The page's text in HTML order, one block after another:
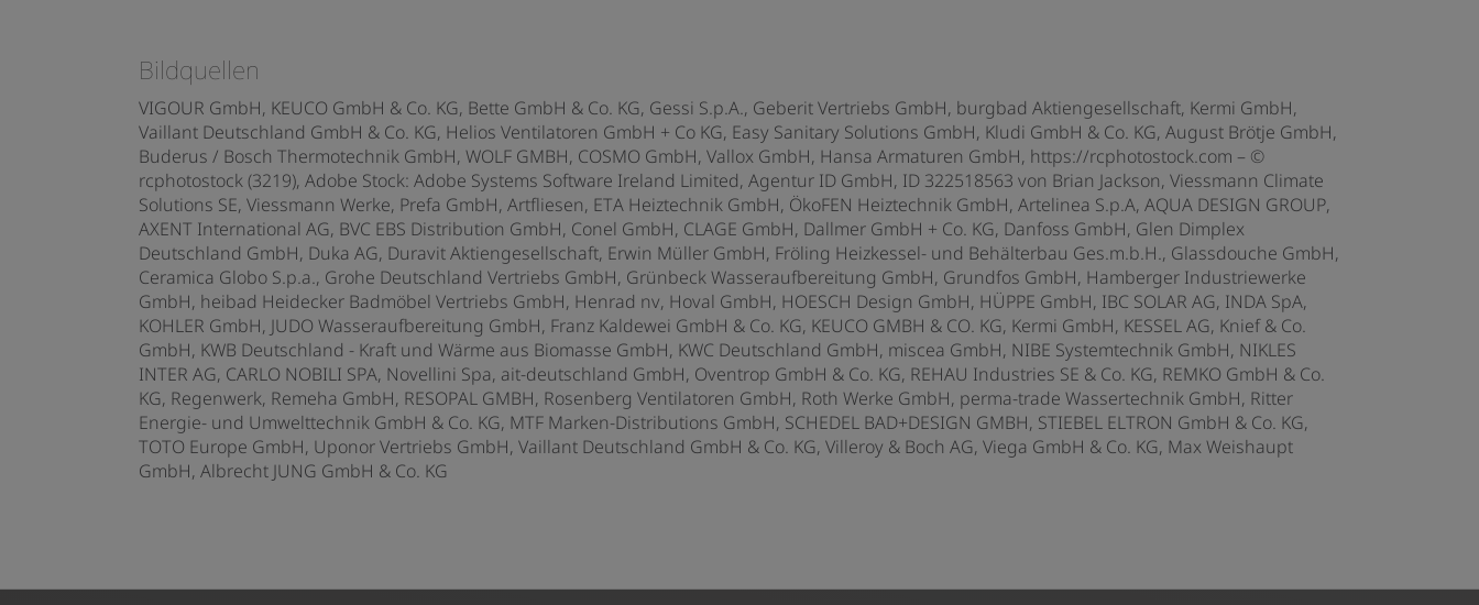
Bildquellen
VIGOUR GmbH, KEUCO GmbH & Co. KG, Bette GmbH & Co. KG, Gessi S.p.A., Geberit Vertriebs GmbH, burgbad Aktiengesellschaft, Kermi GmbH,
Vaillant Deutschland GmbH & Co. KG, Helios Ventilatoren GmbH + Co KG, Easy Sanitary Solutions GmbH, Kludi GmbH & Co. KG, August Brötje GmbH,
Buderus / Bosch Thermotechnik GmbH, WOLF GMBH, COSMO GmbH, Vallox GmbH, Hansa Armaturen GmbH, https://rcphotostock.com – ©
rcphotostock (3219), Adobe Stock: Adobe Systems Software Ireland Limited, Agentur ID GmbH, ID 322518563 von Brian Jackson, Viessmann Climate
Solutions SE, Viessmann Werke, Prefa GmbH, Artfliesen, ETA Heiztechnik GmbH, ÖkoFEN Heiztechnik GmbH, Artelinea S.p.A, AQUA DESIGN GROUP,
AXENT International AG, BVC EBS Distribution GmbH, Conel GmbH, CLAGE GmbH, Dallmer GmbH + Co. KG, Danfoss GmbH, Glen Dimplex
Deutschland GmbH, Duka AG, Duravit Aktiengesellschaft, Erwin Müller GmbH, Fröling Heizkessel- und Behälterbau Ges.m.b.H., Glassdouche GmbH,
Ceramica Globo S.p.a., Grohe Deutschland Vertriebs GmbH, Grünbeck Wasseraufbereitung GmbH, Grundfos GmbH, Hamberger Industriewerke
GmbH, heibad Heidecker Badmöbel Vertriebs GmbH, Henrad nv, Hoval GmbH, HOESCH Design GmbH, HÜPPE GmbH, IBC SOLAR AG, INDA SpA,
KOHLER GmbH, JUDO Wasseraufbereitung GmbH, Franz Kaldewei GmbH & Co. KG, KEUCO GMBH & CO. KG, Kermi GmbH, KESSEL AG, Knief & Co.
GmbH, KWB Deutschland - Kraft und Wärme aus Biomasse GmbH, KWC Deutschland GmbH, miscea GmbH, NIBE Systemtechnik GmbH, NIKLES
INTER AG, CARLO NOBILI SPA, Novellini Spa, ait-deutschland GmbH, Oventrop GmbH & Co. KG, REHAU Industries SE & Co. KG, REMKO GmbH & Co.
KG, Regenwerk, Remeha GmbH, RESOPAL GMBH, Rosenberg Ventilatoren GmbH, Roth Werke GmbH, perma-trade Wassertechnik GmbH, Ritter
Energie- und Umwelttechnik GmbH & Co. KG, MTF Marken-Distributions GmbH, SCHEDEL BAD+DESIGN GMBH, STIEBEL ELTRON GmbH & Co. KG,
TOTO Europe GmbH, Uponor Vertriebs GmbH, Vaillant Deutschland GmbH & Co. KG, Villeroy & Boch AG, Viega GmbH & Co. KG, Max Weishaupt
GmbH, Albrecht JUNG GmbH & Co. KG